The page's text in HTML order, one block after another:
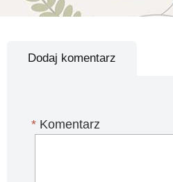
Dodaj komentarz
Komentarz
*